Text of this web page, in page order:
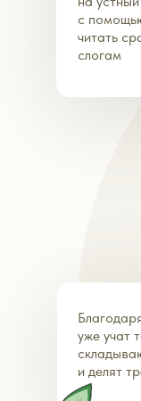
уже учат
и делят
с
читать
слогам